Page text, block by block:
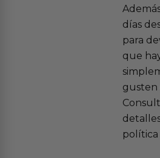
días
para
que
gusten
política